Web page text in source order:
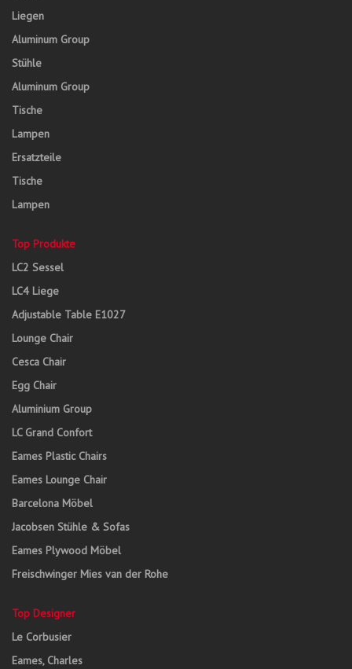
Liegen
Aluminum Group
Stühle
Aluminum Group
Tische
Lampen
Ersatzteile
Tische
Lampen
Top Produkte
LC2 Sessel
LC4 Liege
Adjustable Table E1027
Lounge Chair
Cesca Chair
Egg Chair
Aluminium Group
LC Grand Confort
Eames Plastic Chairs
Eames Lounge Chair
Barcelona Möbel
Jacobsen Stühle & Sofas
Eames Plywood Möbel
Freischwinger Mies van der Rohe
Top Designer
Le Corbusier
Eames, Charles